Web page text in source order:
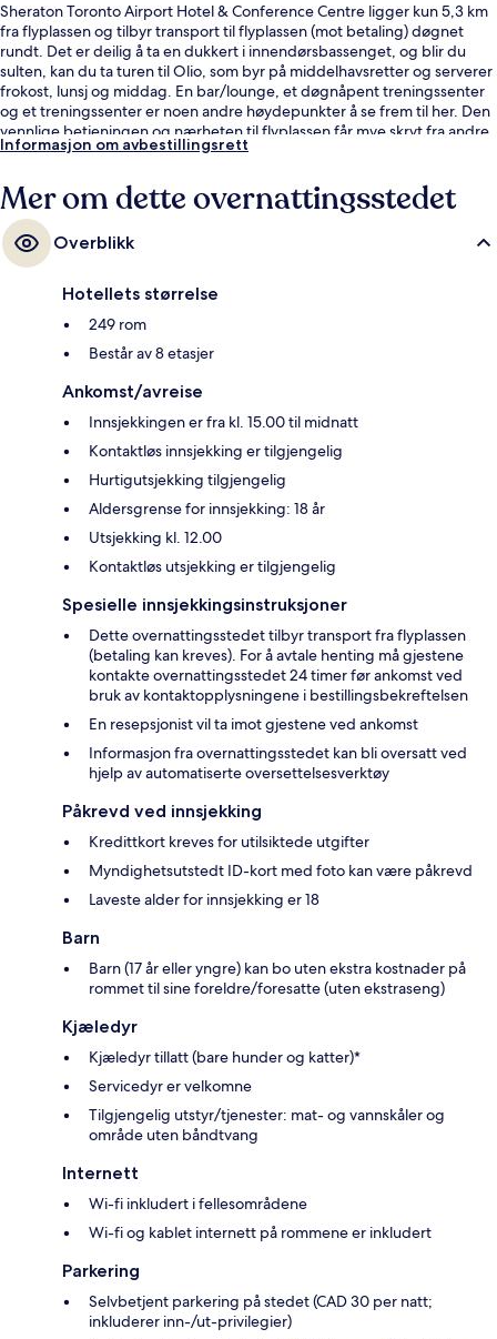
Sheraton Toronto Airport Hotel & Conference Centre ligger kun 5,3 km
fra flyplassen og tilbyr transport til flyplassen (mot betaling) døgnet
rundt. Det er deilig å ta en dukkert i innendørsbassenget, og blir du
sulten, kan du ta turen til Olio, som byr på middelhavsretter og serverer
frokost, lunsj og middag. En bar/lounge, et døgnåpent treningssenter
og et treningssenter er noen andre høydepunkter å se frem til her. Den
vennlige betjeningen og nærheten til flyplassen får mye skryt fra andre
reisende.
Informasjon om avbestillingsrett
Mer om dette overnattingsstedet
Overblikk
Hotellets størrelse
249 rom
Består av 8 etasjer
Ankomst/avreise
Innsjekkingen er fra kl. 15.00 til midnatt
Kontaktløs innsjekking er tilgjengelig
Hurtigutsjekking tilgjengelig
Aldersgrense for innsjekking: 18 år
Utsjekking kl. 12.00
Kontaktløs utsjekking er tilgjengelig
Spesielle innsjekkingsinstruksjoner
Dette overnattingsstedet tilbyr transport fra flyplassen
(betaling kan kreves). For å avtale henting må gjestene
kontakte overnattingsstedet 24 timer før ankomst ved
bruk av kontaktopplysningene i bestillingsbekreftelsen
En resepsjonist vil ta imot gjestene ved ankomst
Informasjon fra overnattingsstedet kan bli oversatt ved
hjelp av automatiserte oversettelsesverktøy
Påkrevd ved innsjekking
Kredittkort kreves for utilsiktede utgifter
Myndighetsutstedt ID-kort med foto kan være påkrevd
Laveste alder for innsjekking er 18
Barn
Barn (17 år eller yngre) kan bo uten ekstra kostnader på
rommet til sine foreldre/foresatte (uten ekstraseng)
Kjæledyr
Kjæledyr tillatt (bare hunder og katter)*
Servicedyr er velkomne
Tilgjengelig utstyr/tjenester: mat- og vannskåler og
område uten båndtvang
Internett
Wi-fi inkludert i fellesområdene
Wi-fi og kablet internett på rommene er inkludert
Parkering
Selvbetjent parkering på stedet (CAD 30 per natt;
inkluderer inn-/ut-privilegier)